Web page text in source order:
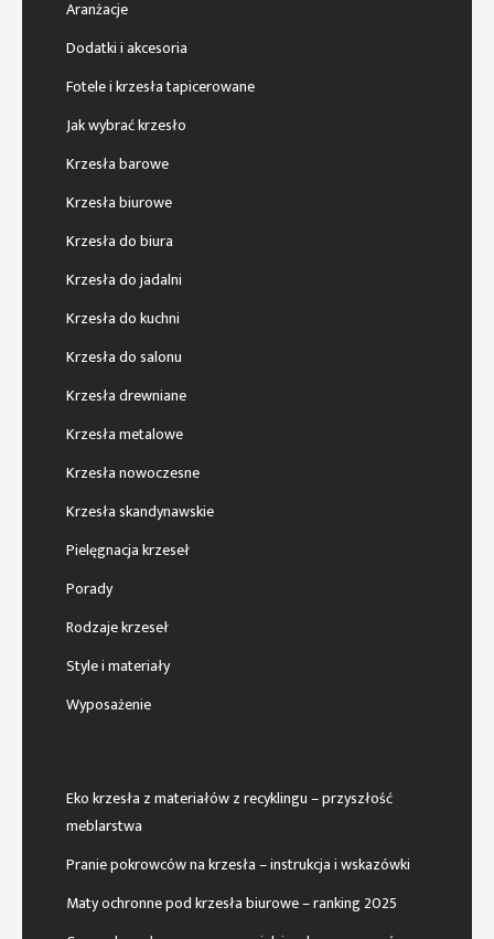
Aranżacje
Dodatki i akcesoria
Fotele i krzesła tapicerowane
Jak wybrać krzesło
Krzesła barowe
Krzesła biurowe
Krzesła do biura
Krzesła do jadalni
Krzesła do kuchni
Krzesła do salonu
Krzesła drewniane
Krzesła metalowe
Krzesła nowoczesne
Krzesła skandynawskie
Pielęgnacja krzeseł
Porady
Rodzaje krzeseł
Style i materiały
Wyposażenie
Eko krzesła z materiałów z recyklingu – przyszłość
meblarstwa
Pranie pokrowców na krzesła – instrukcja i wskazówki
Maty ochronne pod krzesła biurowe – ranking 2025